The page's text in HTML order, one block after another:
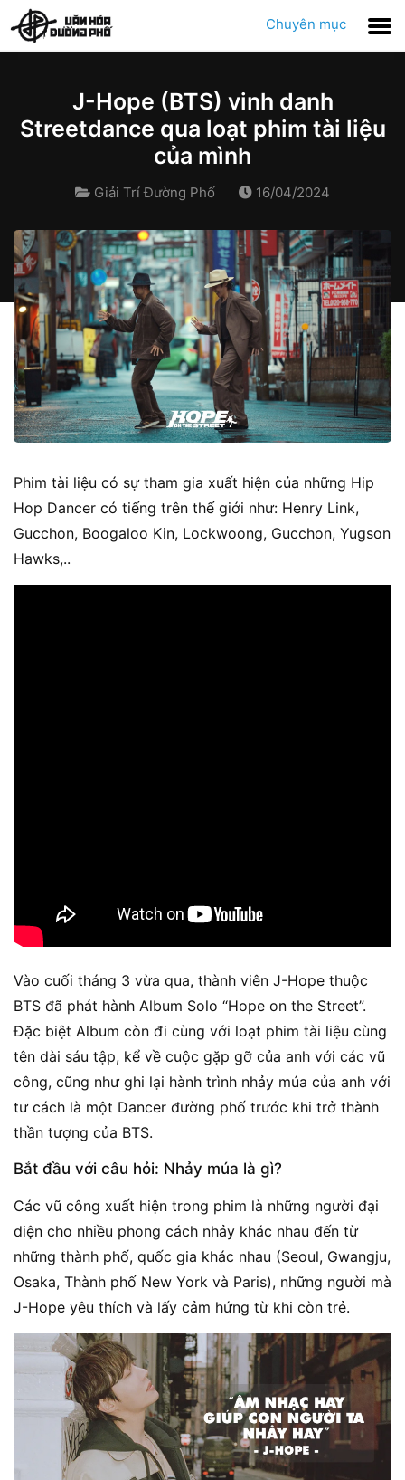
Chuyên mục
J-Hope (BTS) vinh danh
Streetdance qua loạt phim tài liệu
của mình
Giải Trí Đường Phố 16/04/2024
Phim tài liệu có sự tham gia xuất hiện của những Hip
Hop Dancer có tiếng trên thế giới như: Henry Link,
Gucchon, Boogaloo Kin, Lockwoong, Gucchon, Yugson
Hawks,..
Vào cuối tháng 3 vừa qua, thành viên J-Hope thuộc
BTS đã phát hành Album Solo “Hope on the Street”.
Đặc biệt Album còn đi cùng với loạt phim tài liệu cùng
tên dài sáu tập, kể về cuộc gặp gỡ của anh với các vũ
công, cũng như ghi lại hành trình nhảy múa của anh với
tư cách là một Dancer đường phố trước khi trở thành
thần tượng của BTS.
Bắt đầu với câu hỏi: Nhảy múa là gì?
Các vũ công xuất hiện trong phim là những người đại
diện cho nhiều phong cách nhảy khác nhau đến từ
những thành phố, quốc gia khác nhau (Seoul, Gwangju,
Osaka, Thành phố New York và Paris), những người mà
J-Hope yêu thích và lấy cảm hứng từ khi còn trẻ.